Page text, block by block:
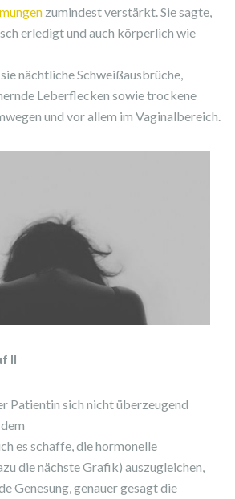
zumindest verstärkt. Sie sagte,
erledigt und auch körperlich wie
nächtliche Schweißausbrüche,
Leberflecken sowie trockene
und vor allem im Vaginalbereich.
II
Patientin sich nicht überzeugend
es schaffe, die hormonelle
die nächste Grafik) auszugleichen,
Genesung, genauer gesagt die